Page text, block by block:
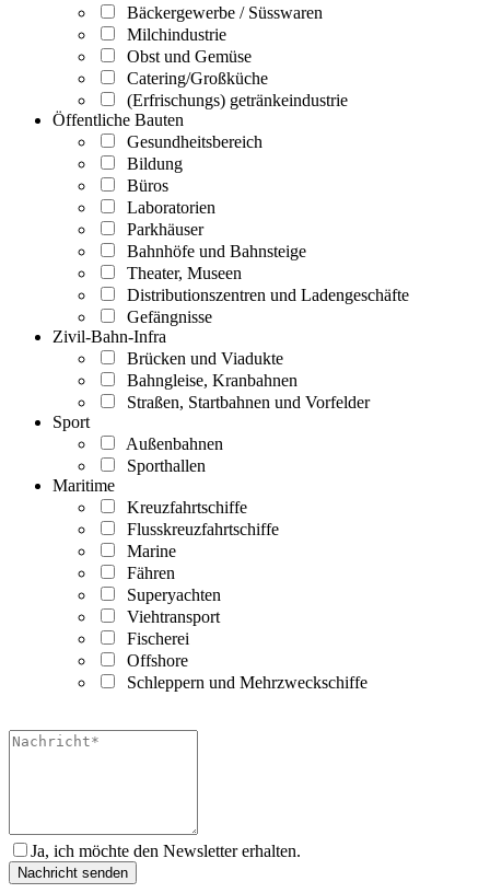
Bäckergewerbe / Süsswaren
Milchindustrie
Obst und Gemüse
Catering/Großküche
(Erfrischungs) getränkeindustrie
Öffentliche Bauten
Gesundheitsbereich
Bildung
Büros
Laboratorien
Parkhäuser
Bahnhöfe und Bahnsteige
Theater, Museen
Distributionszentren und Ladengeschäfte
Gefängnisse
Zivil-Bahn-Infra
Brücken und Viadukte
Bahngleise, Kranbahnen
Straßen, Startbahnen und Vorfelder
Sport
Außenbahnen
Sporthallen
Maritime
Kreuzfahrtschiffe
Flusskreuzfahrtschiffe
Marine
Fähren
Superyachten
Viehtransport
Fischerei
Offshore
Schleppern und Mehrzweckschiffe
Ja, ich möchte den Newsletter erhalten.